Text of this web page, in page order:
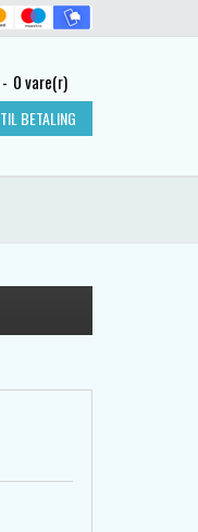
- 0 vare(r)
TIL BETALING